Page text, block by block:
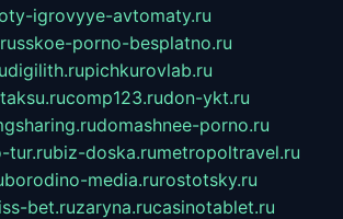
igrovyye-avtomaty.ru
russkoe-porno-besplatno.ru
digilith.rupichkurovlab.ru
taksu.rucomp123.rudon-ykt.ru
domashnee-porno.ru
tur.rubiz-doska.rumetropoltravel.ru
borodino-media.rurostotsky.ru
bet.ruzaryna.rucasinotablet.ru